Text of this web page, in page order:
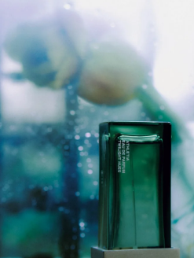
MAGAZINE
SPUR 2026 JULY
2026年9月号
2026-07-23発売